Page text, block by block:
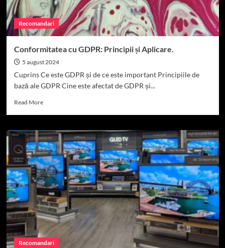
și
semnificații.
Recomandari
Conformitatea cu GDPR: Principii și Aplicare.
5 august 2024
Cuprins Ce este GDPR și de ce este important Principiile de
bază ale GDPR Cine este afectat de GDPR și...
Read MoreRead
Conformitatea
cu
GDPR:
Principii
și
Aplicare.
Recomandari